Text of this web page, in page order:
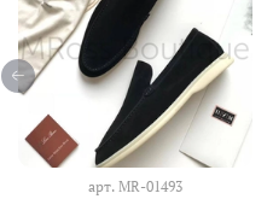
арт. MR-01493